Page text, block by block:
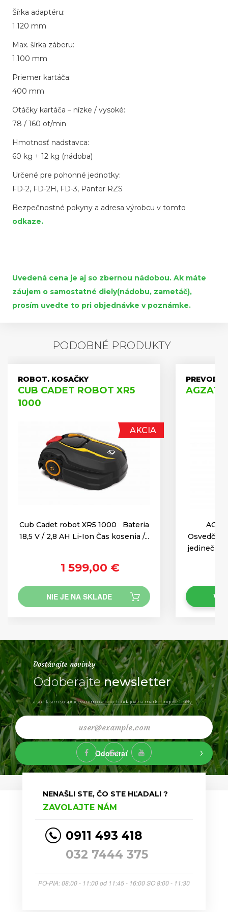
Šírka adaptéru:
1.120 mm
Max. šírka záberu:
1.100 mm
Priemer kartáča:
400 mm
Otáčky kartáča – nízke / vysoké:
78 / 160 ot/min
Hmotnosť nadstavca:
60 kg + 12 kg (nádoba)
Určené pre pohonné jednotky:
FD-2, FD-2H, FD-3, Panter RZS
Bezpečnostné pokyny a adresa výrobcu v tomto
odkaze.
Uvedená cena je aj so zbernou nádobou. Ak máte
záujem o samostatné diely(nádobu, zametáč),
prosím uvedte to pri objednávke v poznámke.
PODOBNÉ PRODUKTY
ROBOT. KOSAČKY
CUB CADET ROBOT XR5
1000
AKCIA
Cub Cadet robot XR5 1000 Bateria
18,5 V / 2,8 AH Li-Ion Čas kosenia /...
1 599,00 €
NIE JE NA SKLADE
AGZAT
Dostávajte novinky
Odoberajtenewsletter
a súhlasim so spracovaním osobných údajov na marketingové účely.
Odoberať
NENAŠLI STE, ČO STE HĽADALI ?
ZAVOLAJTE NÁM
0911 493 418
032 7444 375
PO-PIA: 08:00 - 11:00 od 11:45 - 16:00 SO 8:00 - 11:30